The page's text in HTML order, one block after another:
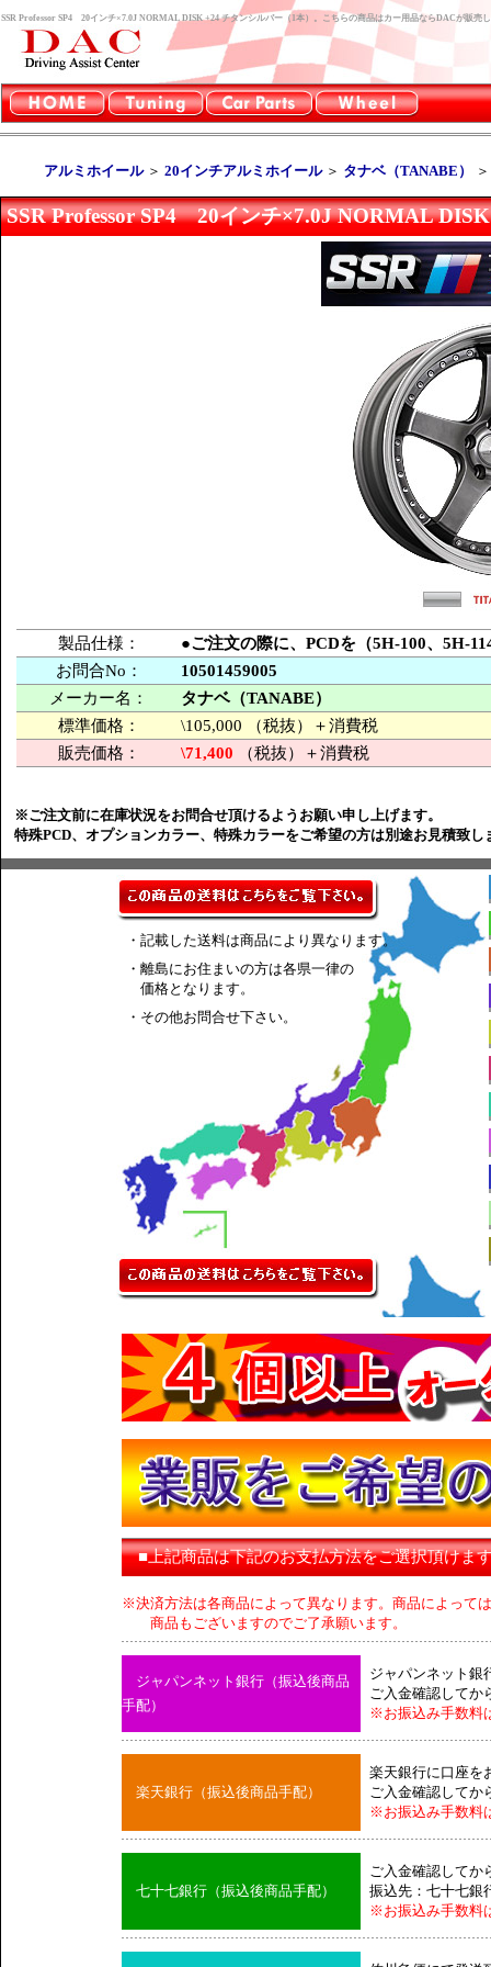
SSR Professor SP4 20インチ×7.0J NORMAL DISK +24 チタンシルバー（1本）。こちらの商品はカー用品ならDACが販売
アルミホイール＞ 20インチアルミホイール＞ タナベ（TANABE）
SSR Professor SP4 20インチ×7.0J NORMAL
製品仕様：
●ご注文の際に、PCDを（5H-100、5H-
お問合No：
10501459005
メーカー名：
タナベ（TANABE）
標準価格：
\105,000 （税抜）＋消費税
販売価格：
\71,400 （税抜）＋消費税
※ご注文前に在庫状況をお問合せ頂けるようお願い申し上げます。
特殊PCD、オプションカラー、特殊カラーをご希望の方は別途お見積致し
・記載した送料は商品により異なります。
・離島にお住まいの方は各県一律の
価格となります。
・その他お問合せ下さい。
■上記商品は下記のお支払方法をご選択頂けま
※決済方法は各商品によって異なります。商品によって
商品もございますのでご了承願います。
ジャパンネット銀行（振込後商品
手配）
ジャパンネット銀
ご入金確認してか
※お振込み手数料
楽天銀行（振込後商品手配）
楽天銀行に口座を
ご入金確認してか
※お振込み手数料
七十七銀行（振込後商品手配）
ご入金確認してか
振込先：七十七銀
※お振込み手数料